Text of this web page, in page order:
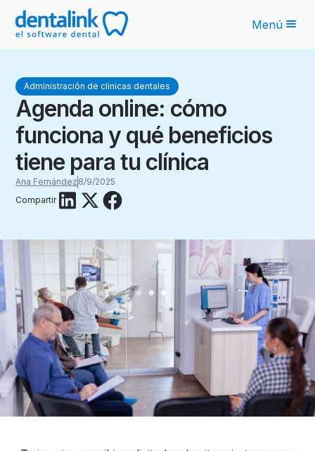
Novedades IA
Planes
Sobre nosotros
Blog
Recursos
Latinoamérica
Ingresar
Solicita tu cotización
Menú
Administración de clínicas dentales
Agenda online: cómo
funciona y qué beneficios
tiene para tu clínica
Ana Fernández 8/9/2025
Compartir